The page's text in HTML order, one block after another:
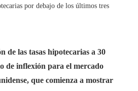
por debajo de los últimos tres
de las tasas hipotecarias a 30
de inflexión para el mercado
que comienza a mostrar